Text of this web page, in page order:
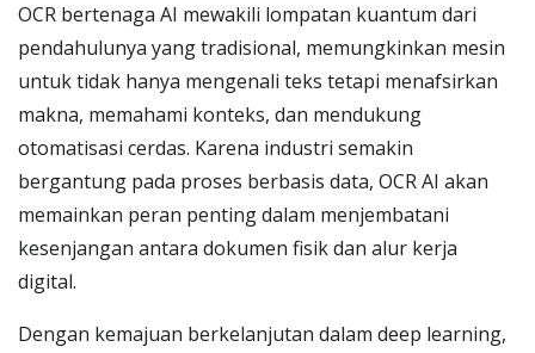
OCR bertenaga AI mewakili lompatan kuantum dari
pendahulunya yang tradisional, memungkinkan mesin
untuk tidak hanya mengenali teks tetapi menafsirkan
makna, memahami konteks, dan mendukung
otomatisasi cerdas. Karena industri semakin
bergantung pada proses berbasis data, OCR AI akan
memainkan peran penting dalam menjembatani
kesenjangan antara dokumen fisik dan alur kerja
digital.
Dengan kemajuan berkelanjutan dalam deep learning,